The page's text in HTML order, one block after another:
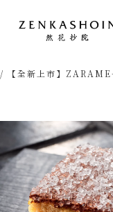
/ 【全新上市】